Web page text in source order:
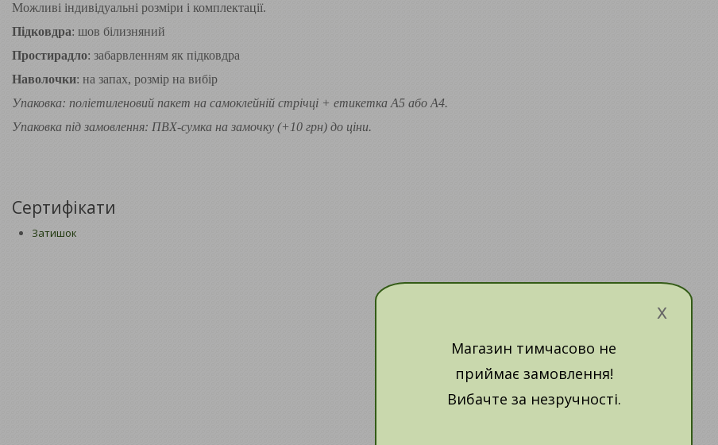
Можливі індивідуальні розміри і комплектації.
Підковдра: шов білизняний
Простирадло: забарвленням як підковдра
Наволочки: на запах, розмір на вибір
Упаковка: поліетиленовий пакет на самоклейній стрічці + етикетка А5 або А4.
Упаковка під замовлення: ПВХ-сумка на замочку (+10 грн) до ціни.
Сертифікати
Затишок
x
Магазин тимчасово не
приймає замовлення!
Вибачте за незручності.